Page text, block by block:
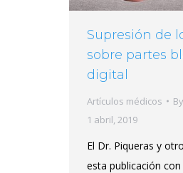
Supresión de
sobre partes
digital
Artículos médicos By
1 abril, 2019
El Dr. Piqueras y
esta publicación